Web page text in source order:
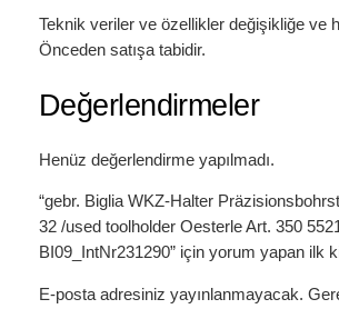
Teknik veriler ve özellikler değişikliğe ve
Önceden satışa tabidir.
Değerlendirmeler
Henüz değerlendirme yapılmadı.
“gebr. Biglia WKZ-Halter
32 /used toolholder Oesterle Art. 350
BI09_IntNr231290” için yorum yapan ilk
E-posta adresiniz yayınlanmayacak.